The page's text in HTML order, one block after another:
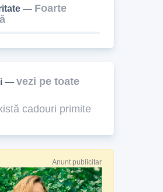
— Foarte
— vezi pe toate
cadouri primite
Anunt publicitar